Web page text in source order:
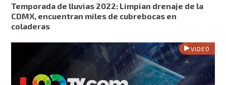
Temporada de lluvias 2022: Limpian drenaje de la
CDMX, encuentran miles de cubrebocas en
coladeras
VIDEO